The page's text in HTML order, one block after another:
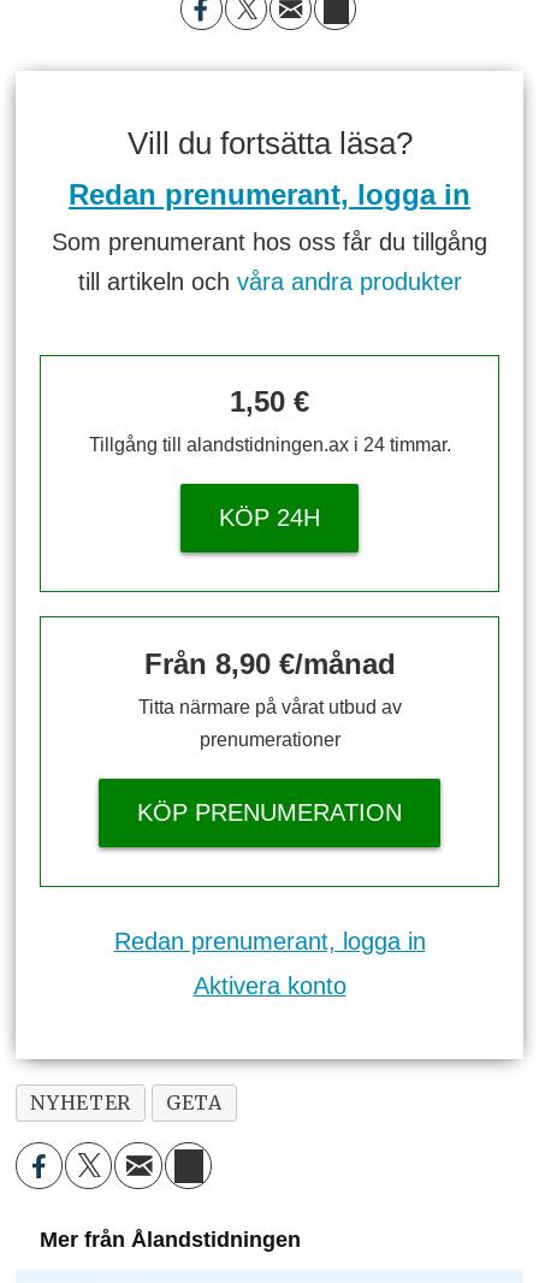
Vill du fortsätta läsa?
Redan prenumerant, logga in
Som prenumerant hos oss får du tillgång
till artikeln och våra andra produkter
1,50 €
Tillgång till alandstidningen.ax i 24 timmar.
KÖP 24H
Från 8,90 €/månad
Titta närmare på vårat utbud av
prenumerationer
KÖP PRENUMERATION
Redan prenumerant, logga in
Aktivera konto
NYHETER GETA